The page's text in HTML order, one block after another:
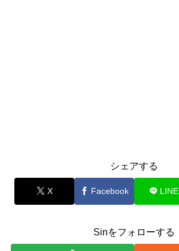
シェアする
X Facebook LINE
Sinをフォローする